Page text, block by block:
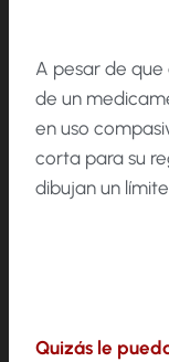
A pesar de que
de un
en uso
corta para su
dibujan un
Quizás le